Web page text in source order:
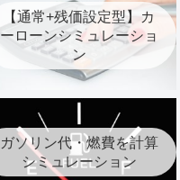
【通常+残価設定型】カ
ーローンシミュレーショ
ン
ガソリン代・燃費を計算
シミュレーション